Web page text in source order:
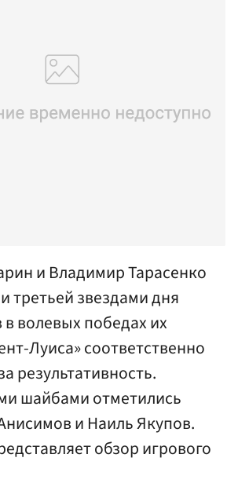
и Владимир Тарасенко
третьей звездами дня
волевых победах их
Луиса» соответственно
результативность.
шайбами отметились
и Наиль Якупов.
обзор игрового